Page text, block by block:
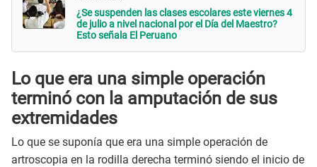
¿Se suspenden las clases escolares este viernes 4
de julio a nivel nacional por el Día del Maestro?
Esto señala El Peruano
Lo que era una simple operación
terminó con la amputación de sus
extremidades
Lo que se suponía que era una simple operación de
artroscopia en la rodilla derecha terminó siendo el inicio de